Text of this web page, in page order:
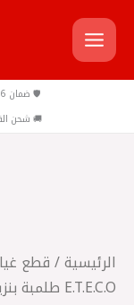
تخطي
إلى
المحتوى
🛡️ ضمان 6 شهور 💵 دفع عند الاستلام 🔄 استبدال سهل
🚚 شحن القاهرة 24 ساعة 📦
الرئيسية/قطع
E.T.E.C.O طلمبة بنزين كاملة فيرنا H*
-
E.T.E.C.O